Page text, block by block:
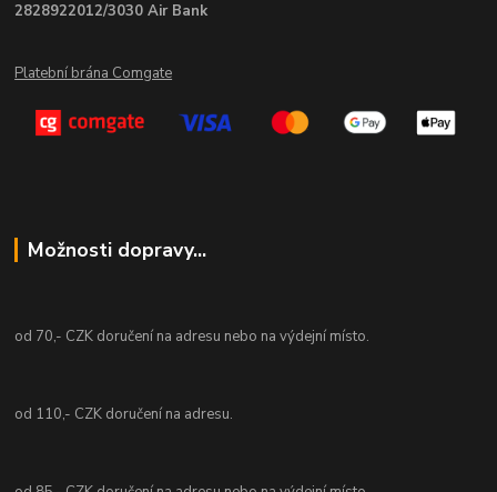
2828922012/3030 Air Bank
Platební brána Comgate
Možnosti dopravy...
od 70,- CZK doručení na adresu nebo na výdejní místo.
od 110,- CZK doručení na adresu.